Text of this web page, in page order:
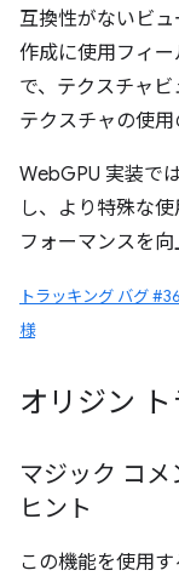
互換性がないビ
作成に使用フィ
で、テクスチャ
テクスチャの使用
WebGPU 実装で
し、より特殊な
フォーマンスを向
トラッキング バグ
様
オリジン
マジック コ
ヒント
この機能を使用